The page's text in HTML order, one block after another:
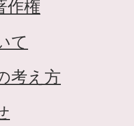
作権
て
考え方